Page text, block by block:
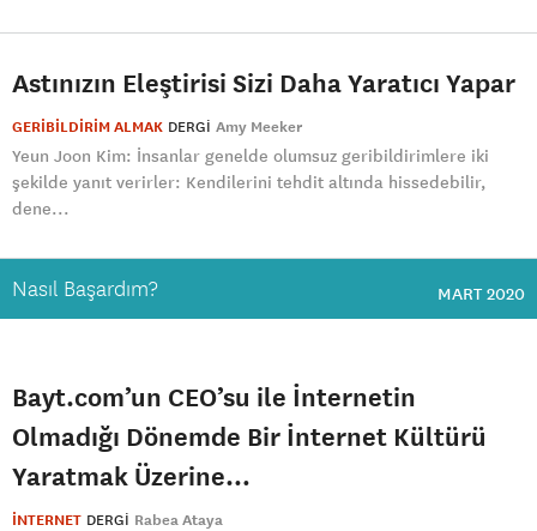
Astınızın Eleştirisi Sizi Daha Yaratıcı Yapar
GERİBİLDİRİM ALMAK DERGI Amy Meeker
Yeun Joon Kim: İnsanlar genelde olumsuz geribildirimlere iki
şekilde yanıt verirler: Kendilerini tehdit altında hissedebilir,
dene...
Nasıl Başardım? MART 2020
Bayt.com’un CEO’su ile İnternetin
Olmadığı Dönemde Bir İnternet Kültürü
Yaratmak Üzerine…
İNTERNET DERGI Rabea Ataya